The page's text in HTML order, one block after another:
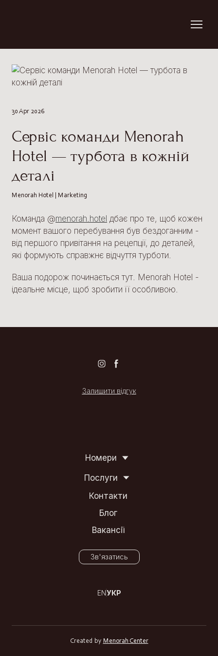
30 Apr 2026
Сервіс команди Menorah
Hotel — турбота в кожній
деталі
Menorah Hotel | Marketing
Команда @menorah.hotel дбає про те, щоб кожен
момент вашого перебування був бездоганним -
від першого привітання на рецепції, до деталей,
які формують справжнє відчуття турботи.
Ваша подорож починається тут. Menorah Hotel -
ідеальне місце, щоб зробити її особливою.
Залишити відгук
Номери
Послуги
Контакти
Блог
Вакансії
Зв'язатись
ENУКР
Created by Menorah Center